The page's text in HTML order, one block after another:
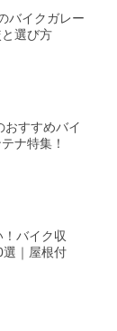
バイクガレー
選び方
おすすめバイ
ナ特集！
！バイク収
｜屋根付